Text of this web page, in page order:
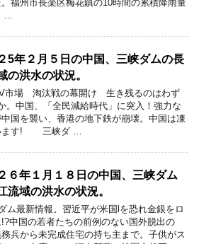
。福州市長楽区梅花鎮の10時間の累積降雨量
…
5年２月５日の中国、三峡ダムの長
の洪水の状況。
市場 淘汰戦の幕開け 生き残るのはわず
。中国、「全民減給時代」に突入！強力な
国を襲い、香港の地下鉄が崩壊。中国は凍
ます! 三峡ダ …
６年１月１８日の中国、三峡ダム
流域の洪水の状況。
ム最新情報。習近平が米国lを恐れ金銀をロ
中国の若者たちの前例のない国外脱出の
兵から未完成住宅の持ち主まで。子供がス